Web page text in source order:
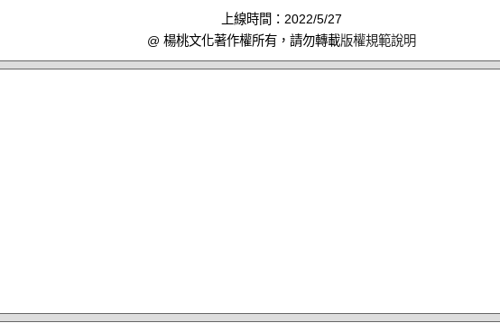
上線時間：2022/5/27
@ 楊桃文化著作權所有，請勿轉載版權規範說明